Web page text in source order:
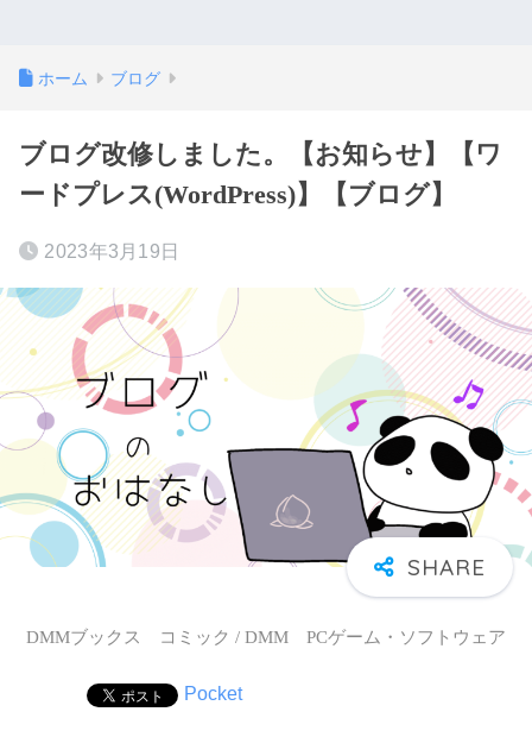
ホーム ブログ
ブログ改修しました。【お知らせ】【ワ
ードプレス(WordPress)】【ブログ】
2023年3月19日
DMMブックス コミック / DMM PCゲーム・ソフトウェア
Pocket